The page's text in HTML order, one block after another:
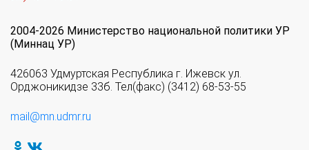
2004-2026 Министерство национальной политики УР
(Миннац УР)
426063 Удмуртская Республика г. Ижевск ул.
Орджоникидзе 33б. Тел(факс) (3412) 68-53-55
mail@mn.udmr.ru